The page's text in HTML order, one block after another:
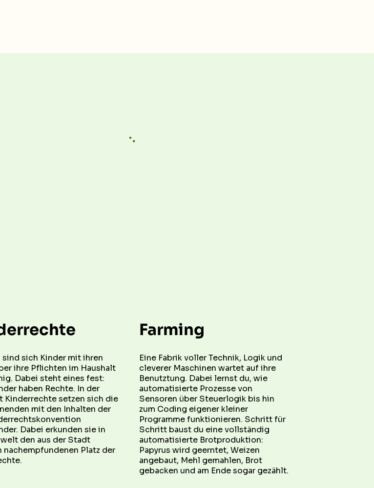
sich Kinder mit ihren
ihre Pflichten im Haushalt
Dabei steht eines fest:
haben Rechte. In der
Kinderrechte setzen sich die
mit den Inhalten der
Dabei erkunden sie in
den aus der Stadt
nachempfundenen Platz der
Farming
Eine Fabrik voller Technik, Logik und
cleverer Maschinen wartet auf ihre
Benutztung. Dabei lernst du, wie
automatisierte Prozesse von
Sensoren über Steuerlogik bis hin
zum Coding eigener kleiner
Programme funktionieren. Schritt für
Schritt baust du eine vollständig
automatisierte Brotproduktion:
Papyrus wird geerntet, Weizen
angebaut, Mehl gemahlen, Brot
gebacken und am Ende sogar gezählt.